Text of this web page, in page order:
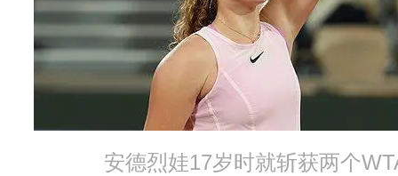
安德烈娃17岁时就斩获两个